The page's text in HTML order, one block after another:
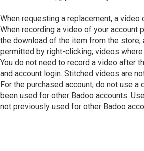
When requesting a replacement, a
When recording a video of your account
the download of the item from the
permitted by right-clicking; videos
You do not need to record a video after
and account login. Stitched videos are
For the purchased account, do not use
been used for other Badoo accounts.
not previously used for other Badoo